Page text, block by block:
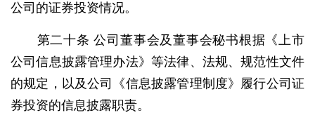
公司的证券投资情况。
第二十条 公司董事会及董事会秘书根据《上市
公司信息披露管理办法》等法律、法规、规范性文件
的规定，以及公司《信息披露管理制度》履行公司证
券投资的信息披露职责。